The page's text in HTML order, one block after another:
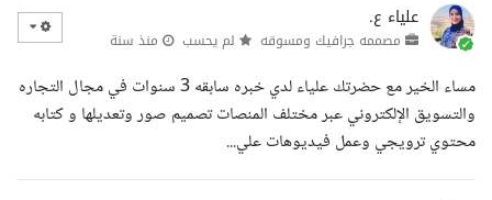
علياء ع.
مصممه جرافيك ومسوقه لم يحسب منذ سنة
مساء الخير مع حضرتك علياء لدي خبره سابقه 3 سنوات في مجال التجاره
والتسويق الإلكتروني عبر مختلف المنصات تصميم صور وتعديلها و كتابه
محتوي ترويجي وعمل فيديوهات علي...